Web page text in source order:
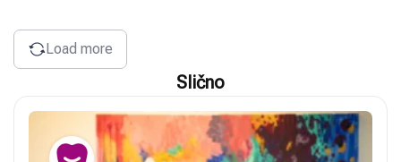
Load more
Slično